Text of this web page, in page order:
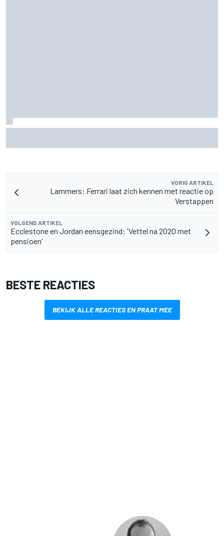
VORIG ARTIKEL
Lammers: Ferrari laat zich kennen met reactie op
Verstappen
VOLGEND ARTIKEL
Ecclestone en Jordan eensgezind: 'Vettel na 2020 met
pensioen'
BESTE REACTIES
BEKIJK ALLE REACTIES EN PRAAT MEE